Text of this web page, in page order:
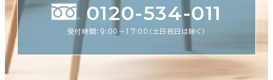
0120-534-011
受付時間：9:00〜17:00（土日祝日は除く）